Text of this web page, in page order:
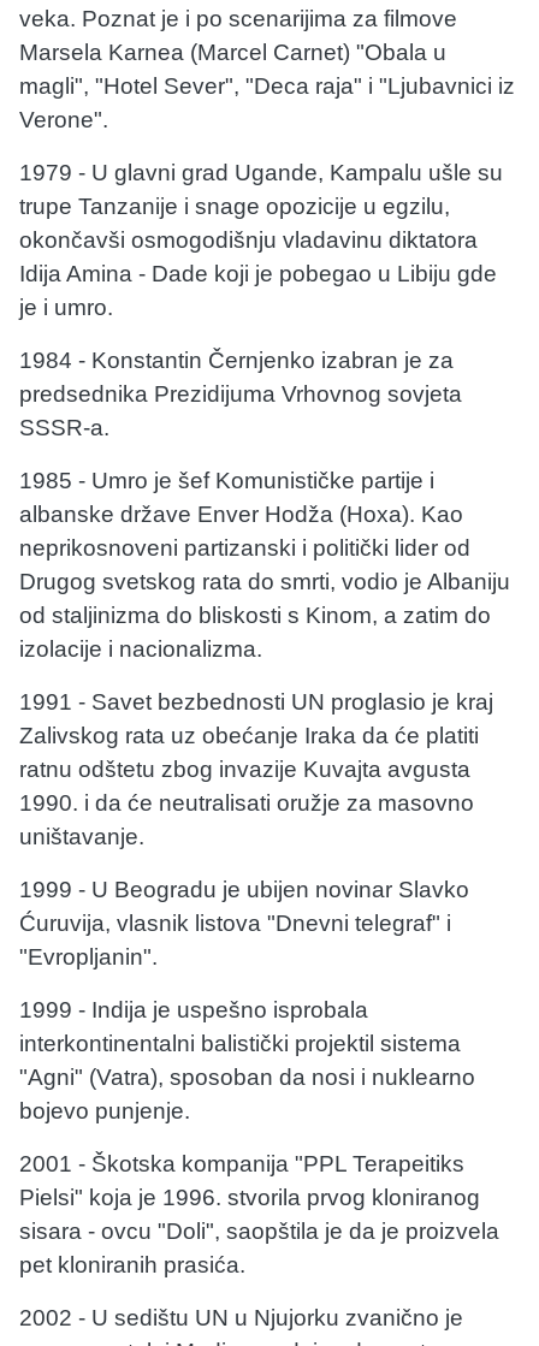
veka. Poznat je i po scenarijima za filmove
Marsela Karnea (Marcel Carnet) "Obala u
magli", "Hotel Sever", "Deca raja" i "Ljubavnici iz
Verone".
1979 - U glavni grad Ugande, Kampalu ušle su
trupe Tanzanije i snage opozicije u egzilu,
okončavši osmogodišnju vladavinu diktatora
Idija Amina - Dade koji je pobegao u Libiju gde
je i umro.
1984 - Konstantin Černjenko izabran je za
predsednika Prezidijuma Vrhovnog sovjeta
SSSR-a.
1985 - Umro je šef Komunističke partije i
albanske države Enver Hodža (Hoxa). Kao
neprikosnoveni partizanski i politički lider od
Drugog svetskog rata do smrti, vodio je Albaniju
od staljinizma do bliskosti s Kinom, a zatim do
izolacije i nacionalizma.
1991 - Savet bezbednosti UN proglasio je kraj
Zalivskog rata uz obećanje Iraka da će platiti
ratnu odštetu zbog invazije Kuvajta avgusta
1990. i da će neutralisati oružje za masovno
uništavanje.
1999 - U Beogradu je ubijen novinar Slavko
Ćuruvija, vlasnik listova "Dnevni telegraf" i
"Evropljanin".
1999 - Indija je uspešno isprobala
interkontinentalni balistički projektil sistema
"Agni" (Vatra), sposoban da nosi i nuklearno
bojevo punjenje.
2001 - Škotska kompanija "PPL Terapeitiks
Pielsi" koja je 1996. stvorila prvog kloniranog
sisara - ovcu "Doli", saopštila je da je proizvela
pet kloniranih prasića.
2002 - U sedištu UN u Njujorku zvanično je